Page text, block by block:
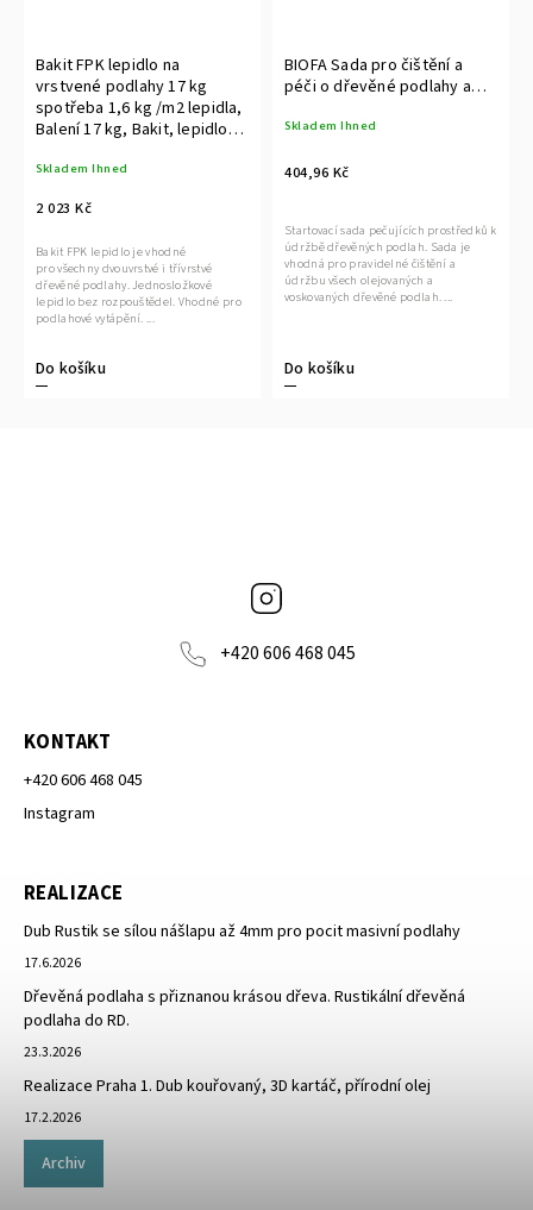
Bakit FPK lepidlo na
vrstvené podlahy 17 kg
spotřeba 1,6 kg /m2 lepidla,
Balení 17 kg, Bakit, lepidlo
podlahy,
Skladem Ihned
2 023 Kč
Do košíku
Bakit FPK lepidlo je vhodné
pro všechny dvouvrstvé i třívrstvé
dřevěné podlahy. Jednosložkové
lepidlo bez rozpouštědel. Vhodné pro
podlahové vytápění. ...
BIOFA Sada pro čištění a
péči o dřevěné podlahy a
Skladem Ihned
404,96 Kč
Do košíku
Startovací sada pečujících prostředků k
údržbě dřevěných podlah. Sada je
vhodná pro pravidelné čištění a
údržbu všech olejovaných a
voskovaných dřevěné podlah. ...
+420 606 468 045
KONTAKT
+420 606 468 045
Instagram
REALIZACE
Dub Rustik se sílou nášlapu až 4mm pro pocit masivní podlahy
17.6.2026
Dřevěná podlaha s přiznanou krásou dřeva. Rustikální dřevěná
podlaha do RD.
23.3.2026
Realizace Praha 1. Dub kouřovaný, 3D kartáč, přírodní olej
17.2.2026
Archiv